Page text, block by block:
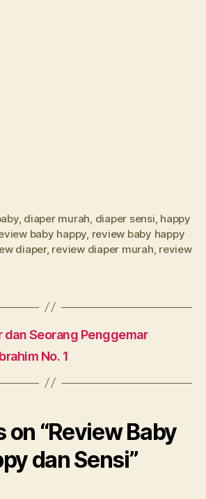
, diaper murah, diaper sensi, happy
baby happy, review baby happy
diaper, review diaper murah, review
dan Seorang Penggemar
No. 1
on “Review Baby
dan Sensi”